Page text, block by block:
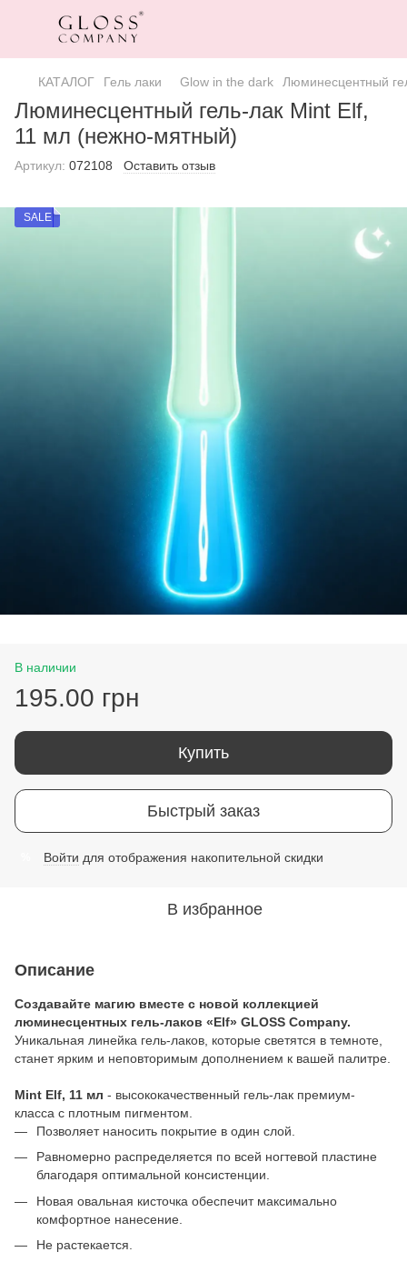
КАТАЛОГ Гель лаки Glow in the dark Люминесцентный
Люминесцентный гель-лак Mint Elf,
11 мл (нежно-мятный)
Артикул: 072108 Оставить отзыв
SALE
В наличии
195.00 грн
Купить
Быстрый заказ
Войти для отображения накопительной скидки
В избранное
Описание
Создавайте магию вместе с новой коллекцией
люминесцентных гель-лаков «Elf» GLOSS Company.
Уникальная линейка гель-лаков, которые светятся в темноте,
станет ярким и неповторимым дополнением к вашей палитре.
Mint Elf, 11 мл - высококачественный гель-лак премиум-
класса с плотным пигментом.
Позволяет наносить покрытие в один слой.
Равномерно распределяется по всей ногтевой пластине
благодаря оптимальной консистенции.
Новая овальная кисточка обеспечит максимально
комфортное нанесение.
Не растекается.